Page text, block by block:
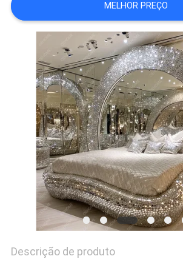
FALE
CONOSCO
NOTÍCIAS
TODOS
CASOS
PEDIR
ORÇAMENTO
MELHOR PREÇO
Descrição de produto